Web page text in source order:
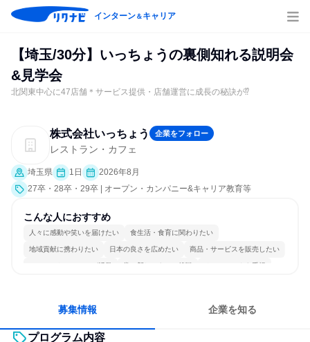
インターン＆キャリア
【埼玉/30分】いっちょうの裏側知れる説明会
&見学会
北関東中心に47店舗＊サービス提供・店舗運営に成長の秘訣が⁉
株式会社いっちょう 企業をフォロー
レストラン・カフェ
埼玉県 1日
2026年8月
27卒・28卒・29卒 | オープン・カンパニー&キャリア教育等
こんな人におすすめ
人々に感動や笑いを届けたい 食生活・食育に関わりたい
地域貢献に携わりたい 日本の良さを広めたい 商品・サービスを販売したい
コミュニケーションが活発 常に新しいものに挑戦 チームワークを重視
募集情報 企業を知る
プログラム内容